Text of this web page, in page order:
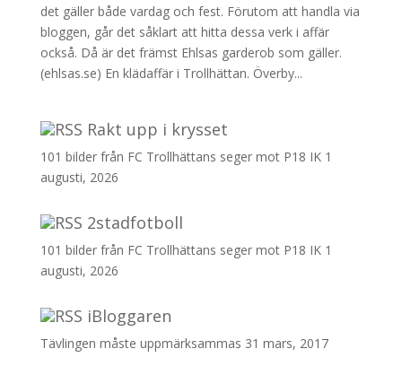
det gäller både vardag och fest. Förutom att handla via
bloggen, går det såklart att hitta dessa verk i affär
också. Då är det främst Ehlsas garderob som gäller.
(ehlsas.se) En klädaffär i Trollhättan. Överby...
Rakt upp i krysset
101 bilder från FC Trollhättans seger mot P18 IK 1
augusti, 2026
2stadfotboll
101 bilder från FC Trollhättans seger mot P18 IK 1
augusti, 2026
iBloggaren
Tävlingen måste uppmärksammas 31 mars, 2017